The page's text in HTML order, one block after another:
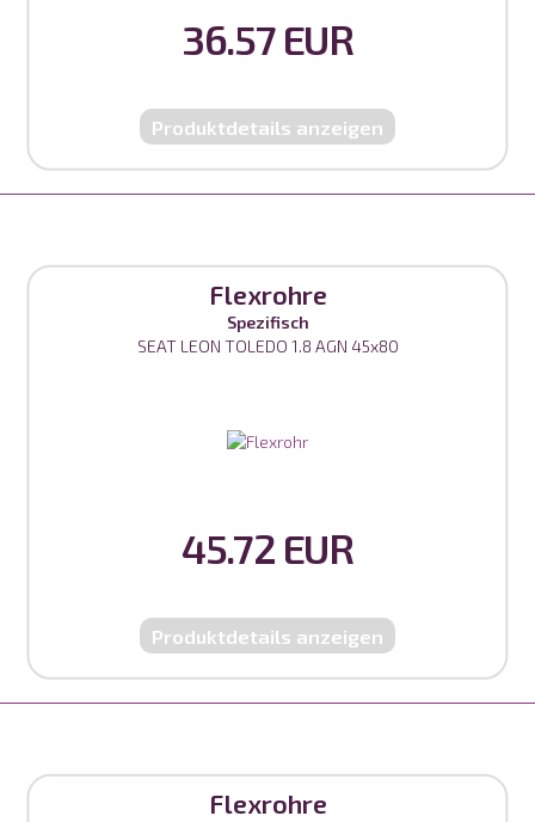
36.57 EUR
Produktdetails anzeigen
Flexrohre
Spezifisch
SEAT LEON TOLEDO 1.8 AGN 45x80
45.72 EUR
Produktdetails anzeigen
Flexrohre